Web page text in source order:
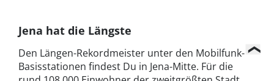
Jena hat die Längste
Den Längen-Rekordmeister unter den Mobilfunk-
Basisstationen findest Du in Jena-Mitte. Für die